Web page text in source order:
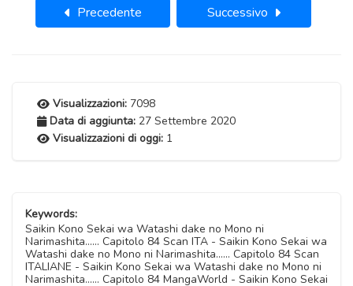
Precedente Successivo
Visualizzazioni: 7098
Data di aggiunta: 27 Settembre 2020
Visualizzazioni di oggi: 1
Keywords:
Saikin Kono Sekai wa Watashi dake no Mono ni
Narimashita...... Capitolo 84 Scan ITA - Saikin Kono Sekai wa
Watashi dake no Mono ni Narimashita...... Capitolo 84 Scan
ITALIANE - Saikin Kono Sekai wa Watashi dake no Mono ni
Narimashita...... Capitolo 84 MangaWorld - Saikin Kono Sekai